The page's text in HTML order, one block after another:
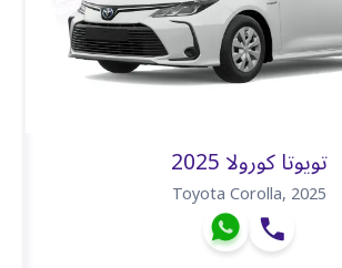
تويوتا كورولا 2025
Toyota Corolla,2025